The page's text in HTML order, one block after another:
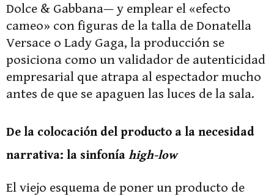
Dolce & Gabbana— y emplear el «efecto
cameo» con figuras de la talla de Donatella
Versace o Lady Gaga, la producción se
posiciona como un validador de autenticidad
empresarial que atrapa al espectador mucho
antes de que se apaguen las luces de la sala.
De la colocación del producto a la necesidad
narrativa: la sinfonía high-low
El viejo esquema de poner un producto de